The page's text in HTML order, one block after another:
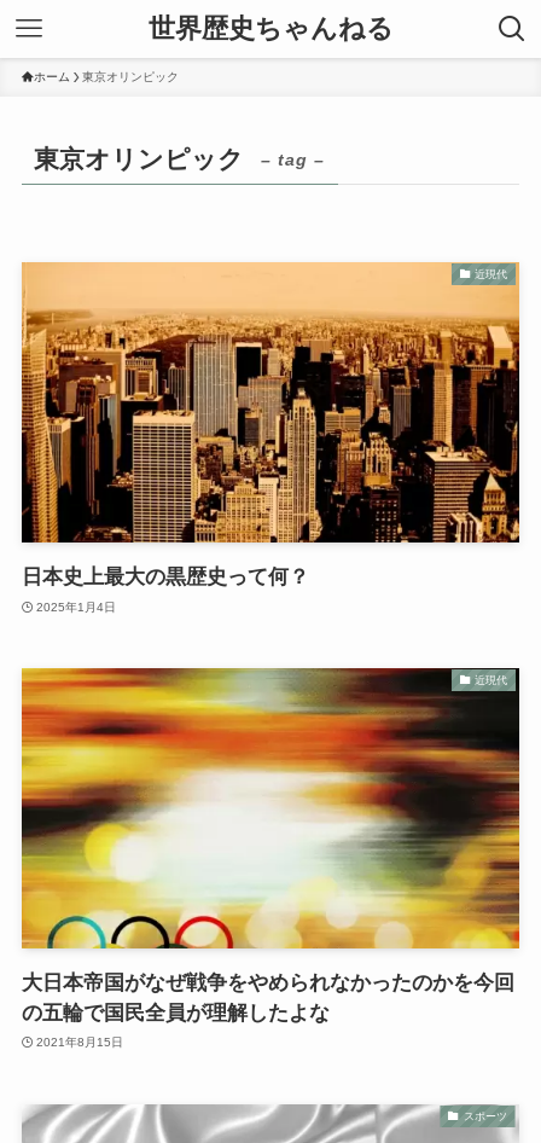
世界歴史ちゃんねる
ホーム 東京オリンピック
東京オリンピック – tag –
近現代
日本史上最大の黒歴史って何？
2025年1月4日
近現代
大日本帝国がなぜ戦争をやめられなかったのかを今回
の五輪で国民全員が理解したよな
2021年8月15日
スポーツ